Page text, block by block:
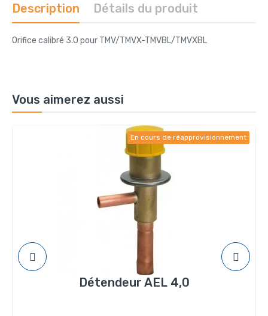
Description Détails du produit
Orifice calibré 3.0 pour TMV/TMVX-TMVBL/TMVXBL
Vous aimerez aussi
En cours de réapprovisionnement
Détendeur AEL 4,0